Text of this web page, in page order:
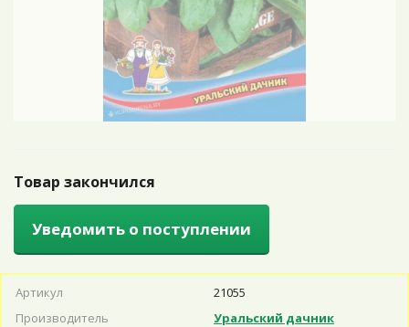
Товар закончился
Уведомить о поступлении
Артикул
21055
Производитель
Уральский дачник